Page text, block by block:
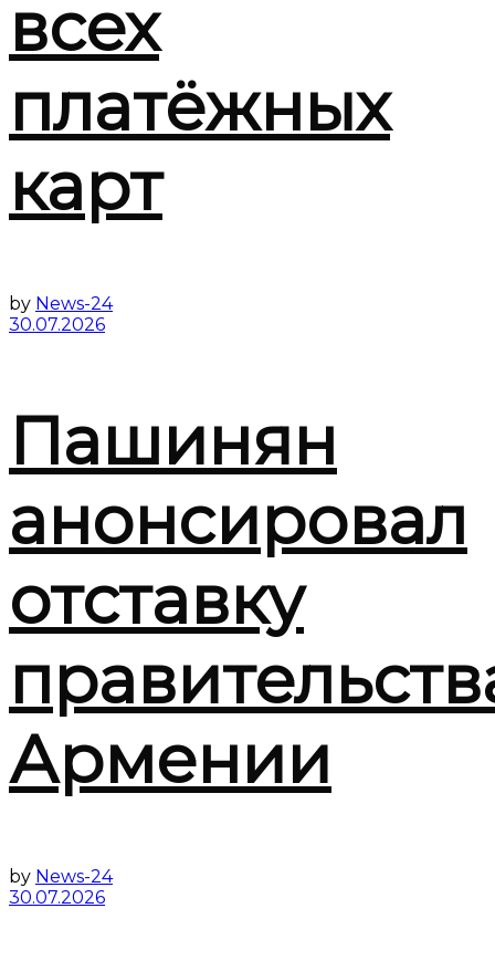
всех
платёжных
карт
by News-24
30.07.2026
Пашинян
анонсировал
отставку
Армении
by News-24
30.07.2026